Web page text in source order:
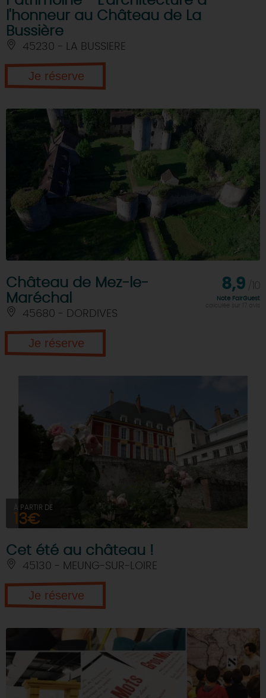
l'honneur au Château de La
Bussière
45230 - LA BUSSIERE
Je réserve
Château de Mez-le-
Maréchal
45680 - DORDIVES
8,9
Note FairGuest
Je réserve
À PARTIR DE
13€
Cet été au château !
45130 - MEUNG-SUR-LOIRE
Je réserve